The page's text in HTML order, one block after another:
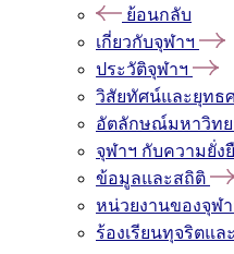
ย้อนกลับ
เกี่ยวกับจุฬาฯ
ประวัติจุฬาฯ
วิสัยทัศน์และยุทธ
อัตลักษณ์มหาวิทย
จุฬาฯ กับความยั่ง
ข้อมูลและสถิติ
หน่วยงานของจุฬ
ร้องเรียนทุจริตแ